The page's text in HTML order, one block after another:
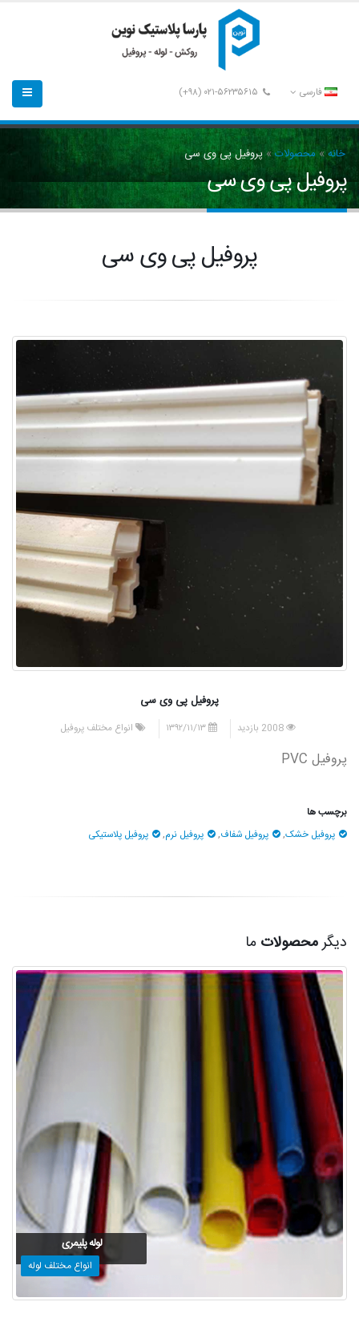
فارسی
خانه»محصولات»پروفیل پی وی سی
پروفیل پی وی سی
پروفیل پی وی سی
پروفیل پی وی سی
انواع مختلف پروفیل
پروفیل PVC
برچسب ها
پروفیل خشک, پروفیل شفاف, پروفیل نرم, پروفیل پلاستیکی
دیگرمحصولات ما
لوله پلیمری
انواع مختلف لوله